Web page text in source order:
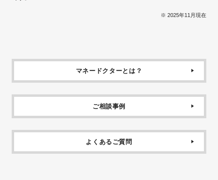
※ 2025年11月現在
マネードクターとは？
ご相談事例
よくあるご質問